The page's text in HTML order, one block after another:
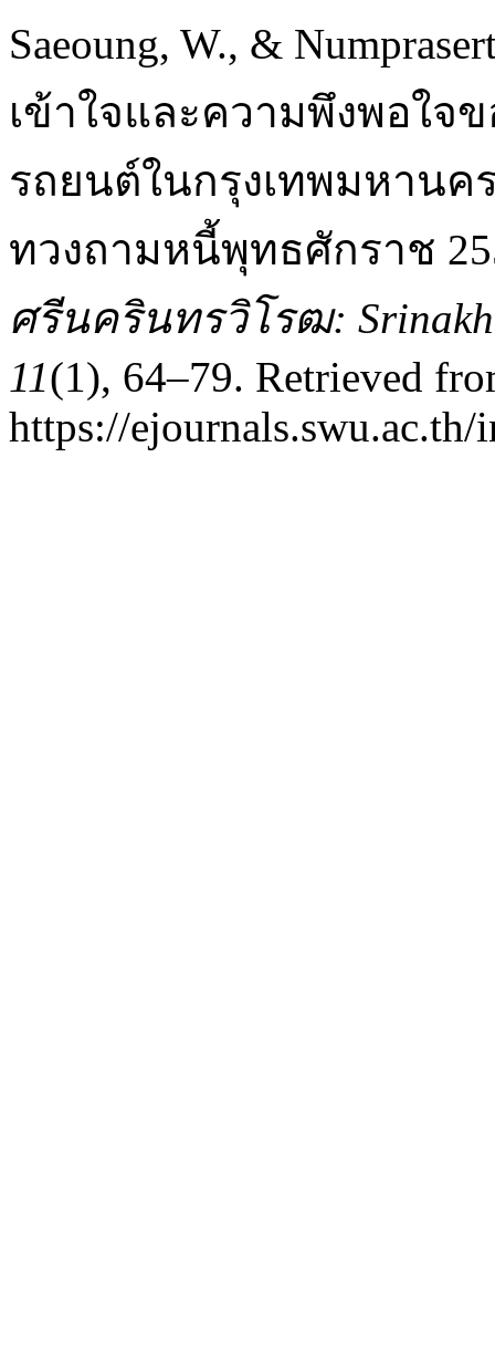
Saeoung, W., &
เข้าใจและความพึงพอใจ
รถยนต์ในกรุงเทพมหาน
ทวงถามหนี้พุทธศักราช
ศรีนครินทรวิโรฒ:
11(1), 64–79. Retrieved
https://